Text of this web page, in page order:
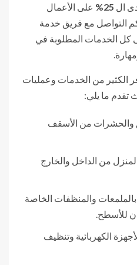
ال 25%
على الأعمال
التواصل مع فريق خدمة
كل الخدمات المطلوبة في
الكثير من الخدمات وعمليات
تقدم ما يلي:
والحشرات من الأسقف
من الداخل والخارج
والمنظفات الخاصة
للأسطح.
الكهربائية وتنظيف